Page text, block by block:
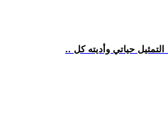
حياتي وأديته كل